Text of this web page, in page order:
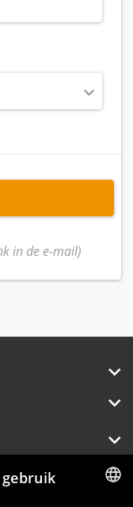
in de e-mail)